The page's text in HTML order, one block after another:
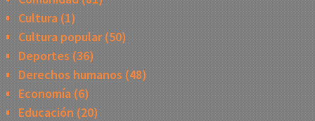
Cultura(1)
Cultura popular(50)
Deportes (36)
Derechos humanos (48)
Economía(6)
Educación (20)